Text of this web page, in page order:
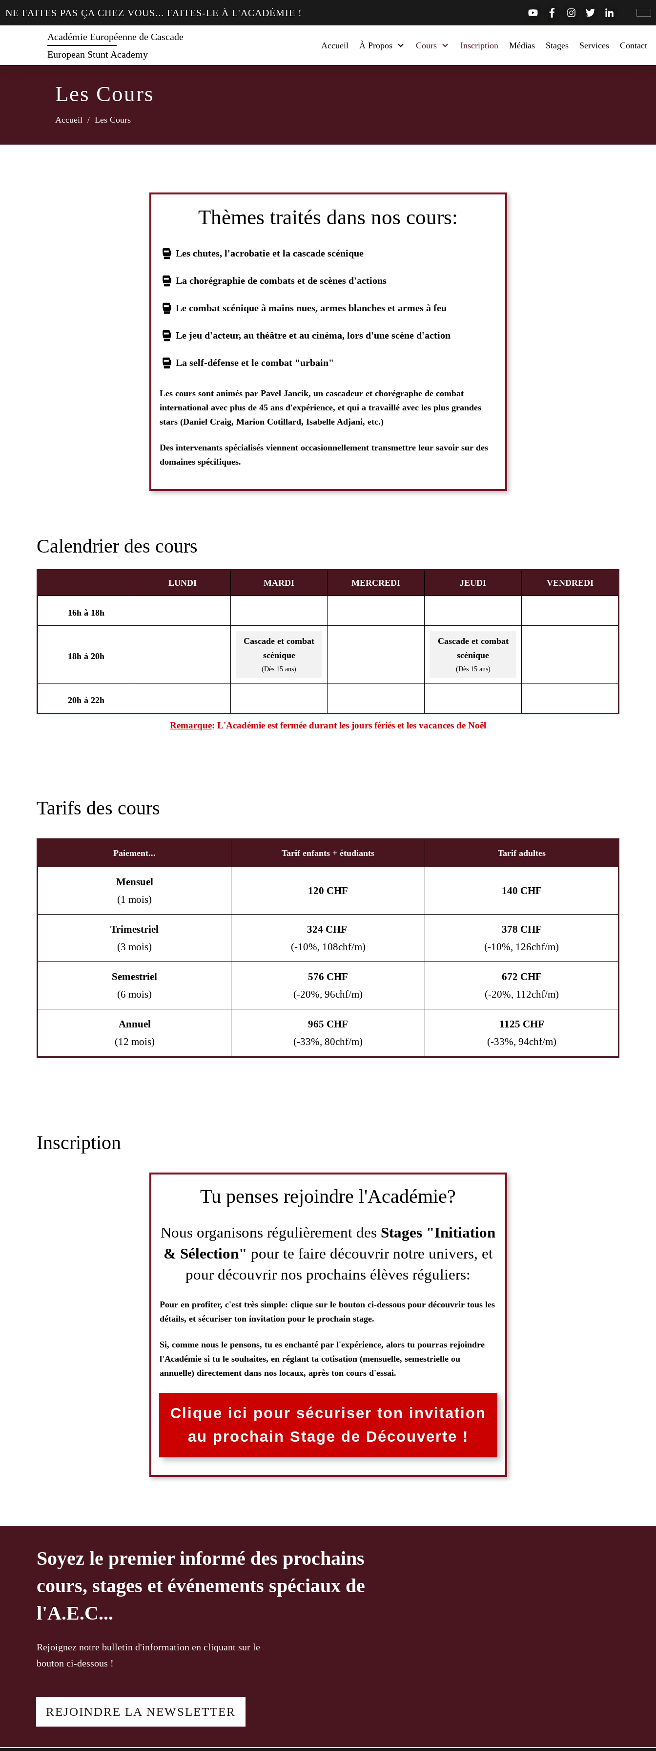
NE FAITES PAS ÇA CHEZ VOUS... FAITES-LE À L'ACADÉMIE !
Académie Européenne de Cascade
European Stunt Academy
Accueil À Propos Cours Inscription Médias Stages Services Contact
Les Cours
Accueil / Les Cours
Thèmes traités dans nos cours:
Les chutes, l'acrobatie et la cascade scénique
La chorégraphie de combats et de scènes d'actions
Le combat scénique à mains nues, armes blanches et armes à feu
Le jeu d'acteur, au théâtre et au cinéma, lors d'une scène d'action
La self-défense et le combat "urbain"
Les cours sont animés par Pavel Jancik, un cascadeur et chorégraphe de combat
international avec plus de 45 ans d'expérience, et qui a travaillé avec les plus grandes
stars (Daniel Craig, Marion Cotillard, Isabelle Adjani, etc.)
Des intervenants spécialisés viennent occasionnellement transmettre leur savoir sur des
domaines spécifiques.
Calendrier des cours
LUNDI MARDI MERCREDI JEUDI VENDREDI
16h à 18h
18h à 20h
Cascade et combat
scénique
(Dès 15 ans)
Cascade et combat
scénique
(Dès 15 ans)
20h à 22h
Remarque: L'Académie est fermée durant les jours fériés et les vacances de Noël
Tarifs des cours
Paiement... Tarif enfants + étudiants Tarif adultes
Mensuel
(1 mois)
120 CHF 140 CHF
Trimestriel
(3 mois)
324 CHF
(-10%, 108chf/m)
378 CHF
(-10%, 126chf/m)
Semestriel
(6 mois)
576 CHF
(-20%, 96chf/m)
672 CHF
(-20%, 112chf/m)
Annuel
(12 mois)
965 CHF
(-33%, 80chf/m)
1125 CHF
(-33%, 94chf/m)
Inscription
Tu penses rejoindre l'Académie?
Nous organisons régulièrement des Stages "Initiation
& Sélection" pour te faire découvrir notre univers, et
pour découvrir nos prochains élèves réguliers:
Pour en profiter, c'est très simple: clique sur le bouton ci-dessous pour découvrir tous les
détails, et sécuriser ton invitation pour le prochain stage.
Si, comme nous le pensons, tu es enchanté par l'expérience, alors tu pourras rejoindre
l'Académie si tu le souhaites, en réglant ta cotisation (mensuelle, semestrielle ou
annuelle) directement dans nos locaux, après ton cours d'essai.
Clique ici pour sécuriser ton invitation
au prochain Stage de Découverte !
Soyez le premier informé des prochains
cours, stages et événements spéciaux de
l'A.E.C...
Rejoignez notre bulletin d'information en cliquant sur le
bouton ci-dessous !
REJOINDRE LA NEWSLETTER